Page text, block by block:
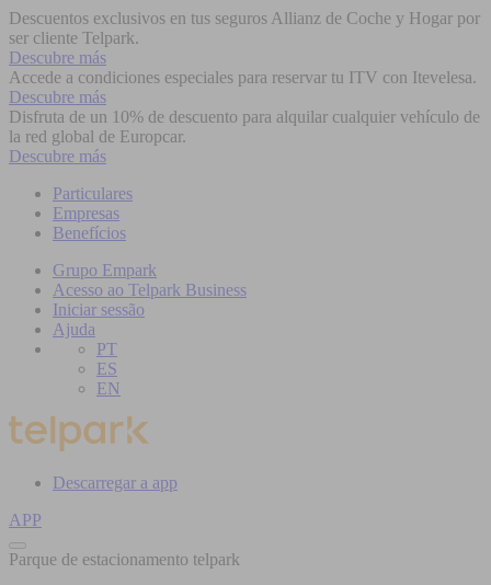
Descuentos exclusivos en tus seguros Allianz de Coche y Hogar por
ser cliente Telpark.
Descubre más
Accede a condiciones especiales para reservar tu ITV con Itevelesa.
Descubre más
Disfruta de un 10% de descuento para alquilar cualquier vehículo de
la red global de Europcar.
Descubre más
Particulares
Empresas
Benefícios
Grupo Empark
Acesso ao Telpark Business
Iniciar sessão
Ajuda
PT
ES
EN
Descarregar a app
APP
Parque de estacionamento telpark